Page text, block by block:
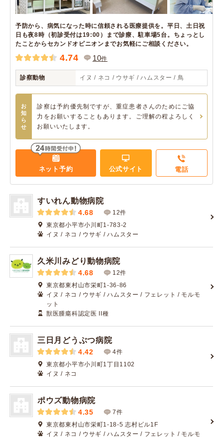
予防から、病気になった時に信頼される医療提供を。平日、土日祝
日も夜8時（初診受付は19:00）まで診療、駐車場5台。ちょっとし
たことからセカンドオピニオンまでお気軽にご相談ください。
4.74 10件
診察動物 イヌ / ネコ / ウサギ / ハムスター / 鳥
お
知
ら
せ
診察は予約優先制ですが、重症患者さんのためにご協
力をお願いすることもあります。ご理解の程よろしく
お願いいたします。
ネット予約 公式サイト 電話
すいれん動物病院
4.68
12件
東京都小平市小川町1-783-2
イヌ / ネコ / ウサギ / ハムスター
久米川みどり動物病院
4.68
12件
東京都東村山市栄町1-36-86
イヌ / ネコ / ウサギ / ハムスター / フェレット / モルモ
ット
獣医腫瘍科認定医 II種
三日月どうぶつ病院
4.42
4件
東京都小平市小川町1丁目1102
イヌ / ネコ
ポウズ動物病院
4.35
7件
東京都東村山市栄町1-18-5 志村ビル1F
イヌ / ネコ / ウサギ / ハムスター / フェレット / モルモ